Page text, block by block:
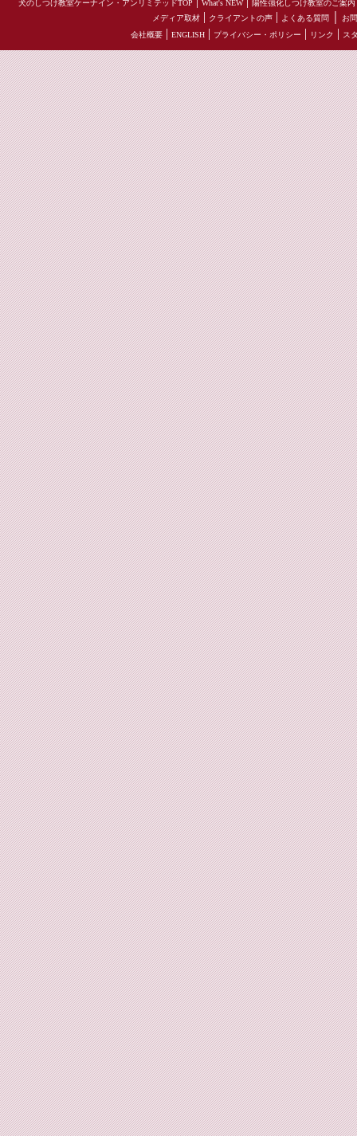
犬のしつけ教室ケーナイン・アンリミテッドTOP What's NEW 陽性強化しつけ教室のご案内
メディア取材 | クライアントの声 | よくある質問
お
会社概要 | ENGLISH | プライバシー・ポリシー | リンク | ス